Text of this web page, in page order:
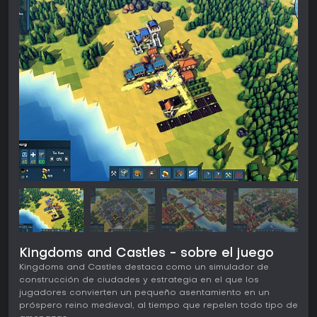
Kingdoms and Castles - sobre el juego
Kingdoms and Castles destaca como un simulador de
construcción de ciudades y estrategia en el que los
jugadores convierten un pequeño asentamiento en un
próspero reino medieval, al tiempo que repelen todo tipo de